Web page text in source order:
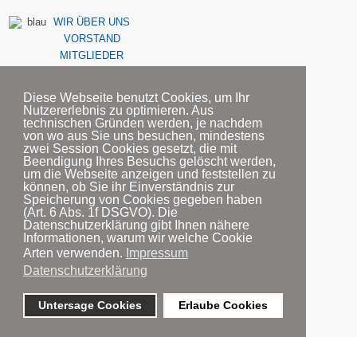
Diese Webseite benutzt Cookies, um Ihr
Nutzererlebnis zu optimieren. Aus
technischen Gründen werden, je nachdem
von wo aus Sie uns besuchen, mindestens
zwei Session Cookies gesetzt, die mit
Beendigung Ihres Besuchs gelöscht werden,
um die Webseite anzeigen und feststellen zu
können, ob Sie ihr Einverständnis zur
Speicherung von Cookies gegeben haben
(Art. 6 Abs. 1f DSGVO). Die
Datenschutzerklärung gibt Ihnen nähere
Informationen, warum wir welche Cookie
Arten verwenden. Impressum
Datenschutzerklärung
Untersage Cookies Erlaube Cookies
WIR ÜBER UNS
VORSTAND
MITGLIEDER
KONTAKT
PARTNER
FÖRDERMITGLIEDER
AUSBILDUNG
JETZT
MITGLIED